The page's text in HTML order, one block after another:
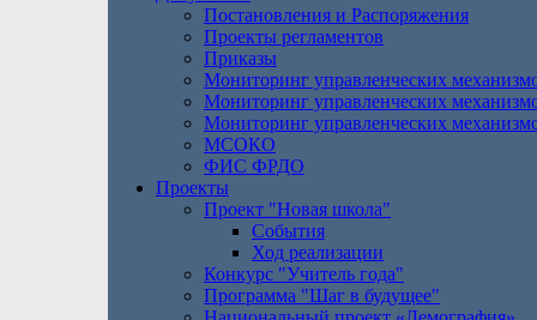
Постановления и Распоряжения
Проекты регламентов
Приказы
Мониторинг управленческих
Мониторинг управленческих
Мониторинг управленческих
МСОКО
ФИС ФРДО
Проекты
Проект "Новая школа"
События
Ход реализации
Конкурс "Учитель года"
Программа "Шаг в будущее"